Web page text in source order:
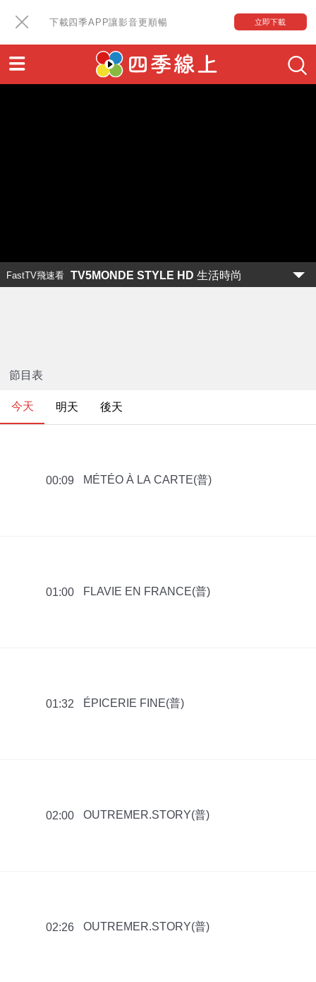
下載四季APP讓影音更順暢 立即下載
FastTV飛速看 TV5MONDE STYLE HD 生活時尚
節目表
今天 明天 後天
00:09 MÉTÉO À LA CARTE(普)
01:00 FLAVIE EN FRANCE(普)
01:32 ÉPICERIE FINE(普)
02:00 OUTREMER.STORY(普)
02:26 OUTREMER.STORY(普)